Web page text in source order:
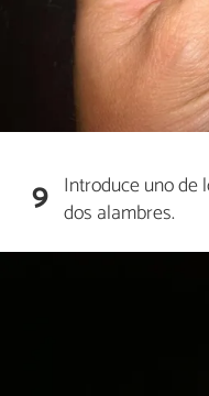
9 Introduce uno de
dos alambres.